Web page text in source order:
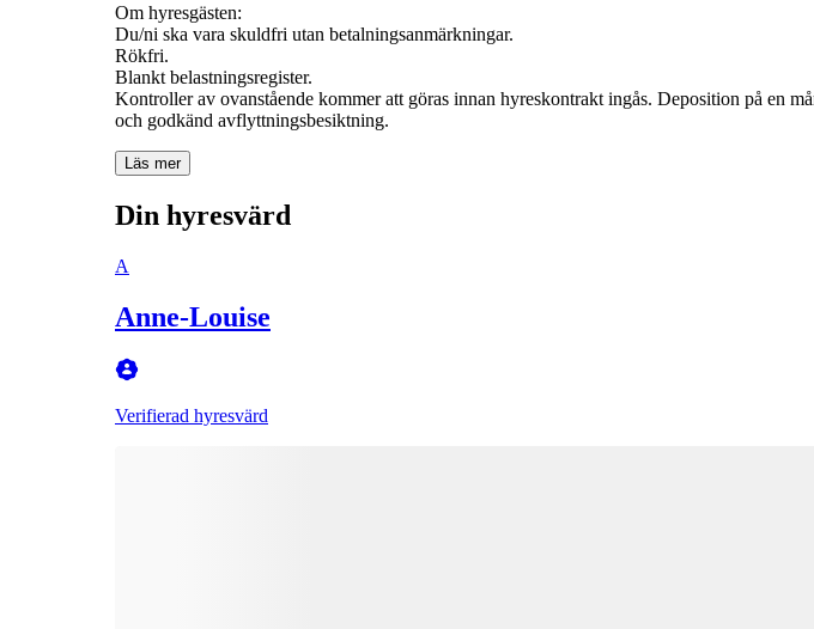
Om hyresgästen:
Du/ni ska vara skuldfri utan betalningsanmärkningar.
Rökfri.
Blankt belastningsregister.
Kontroller av ovanstående kommer att göras innan hyreskontrakt ingås. Deposition på en
Läs mer
Din hyresvärd
A
Anne-Louise
Verifierad hyresvärd